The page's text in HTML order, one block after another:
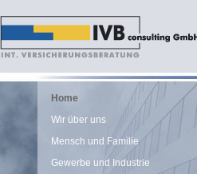
Home
Wir über uns
Mensch und Familie
Gewerbe und Industrie